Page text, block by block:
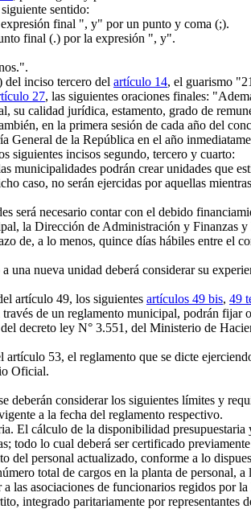
sentido:
final ", y" por un punto y coma (;).
final (.) por la expresión ", y".
inciso tercero del artículo 14, el guarismo
27, las siguientes oraciones finales:
su calidad jurídica, estamento, grado de
en la primera sesión de cada año del
General de la República en el año
siguientes incisos segundo, tercero y cuarto:
municipalidades podrán crear unidades que
caso, no serán ejercidas por aquellas
será necesario contar con el debido
la Dirección de Administración y Finanzas y
de, a lo menos, quince días hábiles entre el
nueva unidad deberá considerar su
artículo 49, los siguientes artículos 49 bis, 49
de un reglamento municipal, podrán fijar
decreto ley N° 3.551, del Ministerio de
53, el reglamento que se dicte
Oficial.
deberán considerar los siguientes límites y
a la fecha del reglamento respectivo.
El cálculo de la disponibilidad presupuestaria
todo lo cual deberá ser certificado
del personal actualizado, conforme a lo
total de cargos en la planta de personal,
las asociaciones de funcionarios regidos por
integrado paritariamente por